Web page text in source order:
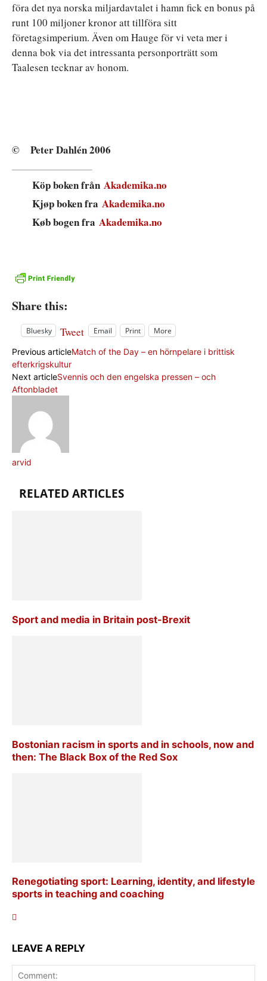
föra det nya norska miljardavtalet i hamn fick en bonus på
runt 100 miljoner kronor att tillföra sitt
företagsimperium. Även om Hauge för vi veta mer i
denna bok via det intressanta personporträtt som
Taalesen tecknar av honom.
© Peter Dahlén 2006
Köp boken från Akademika.no
Kjøp boken fra Akademika.no
Køb bogen fra Akademika.no
Share this:
Bluesky Tweet Email Print More
Previous articleMatch of the Day – en hörnpelare i brittisk
efterkrigskultur
Next articleSvennis och den engelska pressen – och
Aftonbladet
arvid
RELATED ARTICLES
Sport and media in Britain post-Brexit
Bostonian racism in sports and in schools, now and
then: The Black Box of the Red Sox
Renegotiating sport: Learning, identity, and lifestyle
sports in teaching and coaching
LEAVE A REPLY